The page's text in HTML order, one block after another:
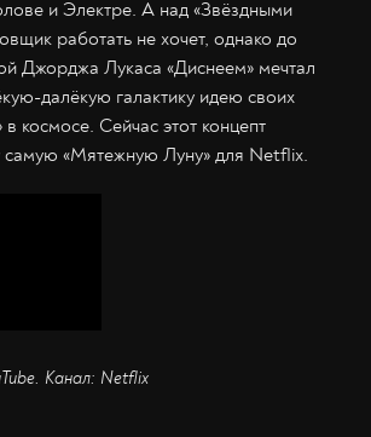
и Электре. А над «Звёздными
работать не хочет, однако до
Джорджа Лукаса «Диснеем» мечтал
далёкую галактику идею своих
космосе. Сейчас этот концепт
самую «Мятежную Луну» для Netflix.
Канал: Netflix